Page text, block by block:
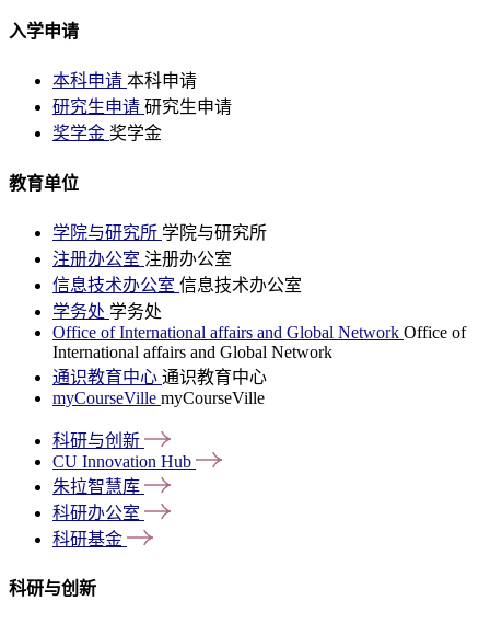
入学申请
本科申请 本科申请
研究生申请 研究生申请
奖学金 奖学金
教育单位
学院与研究所 学院与研究所
注册办公室 注册办公室
信息技术办公室 信息技术办公室
学务处 学务处
Office of International affairs and Global Network Office of
International affairs and Global Network
通识教育中心 通识教育中心
myCourseVille myCourseVille
科研与创新
CU Innovation Hub
朱拉智慧库
科研办公室
科研基金
科研与创新